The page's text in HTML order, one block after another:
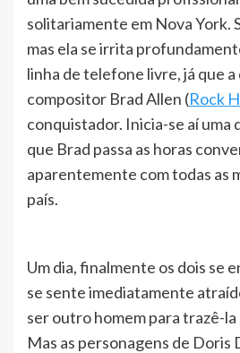
solitariamente em Nova York.
mas ela se irrita
linha de telefone livre, já que a
compositor Brad Allen (Rock
conquistador. Inicia-se aí uma
que Brad passa as horas
aparentemente com todas as
país.
Um dia, finalmente os dois se
se sente imediatamente
ser outro homem para trazê-la
Mas as personagens de Doris